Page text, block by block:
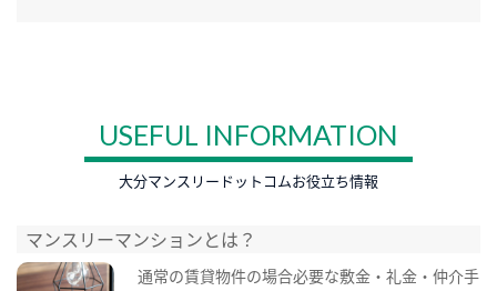
USEFUL INFORMATION
大分マンスリードットコムお役立ち情報
マンスリーマンションとは？
通常の賃貸物件の場合必要な敷金・礼金・仲介手